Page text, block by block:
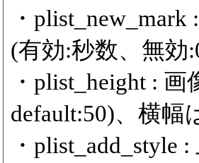
・
(有効:秒数、無効
・plist_height :
default:50)、横
・